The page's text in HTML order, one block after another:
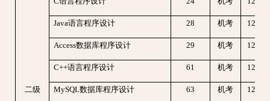
二级
Java语言程序设计 28 机考 120分
Access数据库程序设计 29 机考 120分
C++语言程序设计 61 机考 120分
MySQL数据库程序设计 63 机考 120分